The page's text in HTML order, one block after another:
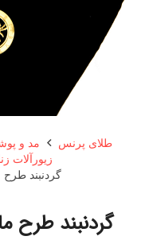
طلای پرنس مد و
زیورآلات
گردنبند طرح
گردنبند طرح ماه